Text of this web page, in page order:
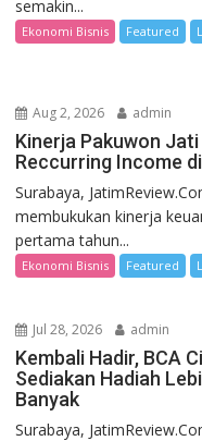
semakin...
Ekonomi Bisnis Featured
Aug 2, 2026 admin
Kinerja Pakuwon
Reccurring Income
Surabaya,
membukukan kinerja
pertama tahun...
Ekonomi Bisnis Featured
Jul 28, 2026 admin
Kembali Hadir, BCA
Sediakan Hadiah
Banyak
Surabaya,